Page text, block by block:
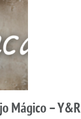
Mágico – Y&R